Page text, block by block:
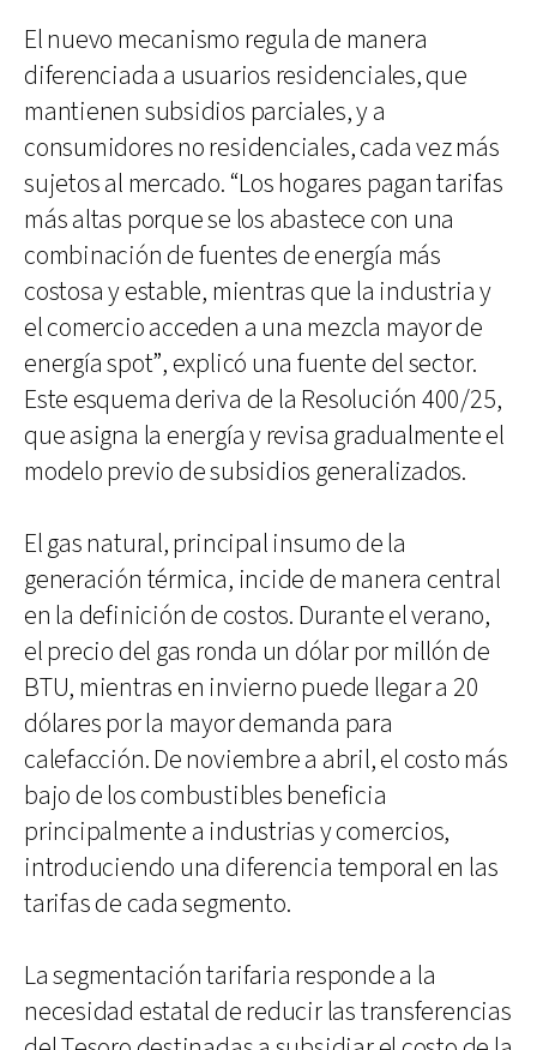
El nuevo mecanismo regula de manera
diferenciada a usuarios residenciales, que
mantienen subsidios parciales, y a
consumidores no residenciales, cada vez más
sujetos al mercado. “Los hogares pagan tarifas
más altas porque se los abastece con una
combinación de fuentes de energía más
costosa y estable, mientras que la industria y
el comercio acceden a una mezcla mayor de
energía spot”, explicó una fuente del sector.
Este esquema deriva de la Resolución 400/25,
que asigna la energía y revisa gradualmente el
modelo previo de subsidios generalizados.
El gas natural, principal insumo de la
generación térmica, incide de manera central
en la definición de costos. Durante el verano,
el precio del gas ronda un dólar por millón de
BTU, mientras en invierno puede llegar a 20
dólares por la mayor demanda para
calefacción. De noviembre a abril, el costo más
bajo de los combustibles beneficia
principalmente a industrias y comercios,
introduciendo una diferencia temporal en las
tarifas de cada segmento.
La segmentación tarifaria responde a la
necesidad estatal de reducir las transferencias